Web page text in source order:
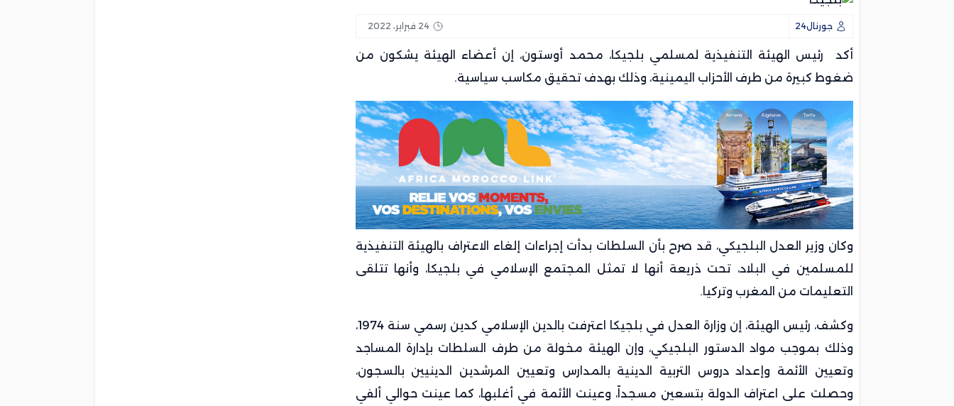
جورنال24 24 فبراير، 2022
أكد رئيس الهيئة التنفيذية لمسلمي بلجيكا، محمد أوستون، إن أعضاء الهيئة يشكون من
ضغوط كبيرة من طرف الأحزاب اليمينية، وذلك بهدف تحقيق مكاسب سياسية.
وكان وزير العدل البلجيكي، قد صرح بأن السلطات بدأت إجراءات إلغاء الاعتراف بالهيئة التنفيذية
للمسلمين في البلاد، تحت ذريعة أنها لا تمثل المجتمع الإسلامي في بلجيكا، وأنها تتلقى
التعليمات من المغرب وتركيا.
وكشف، رئيس الهيئة، إن وزارة العدل في بلجيكا اعترفت بالدين الإسلامي كدين رسمي سنة 1974،
وذلك بموجب مواد الدستور البلجيكي، وإن الهيئة مخولة من طرف السلطات بإدارة المساجد
وتعيين الأئمة وإعداد دروس التربية الدينية بالمدارس وتعيين المرشدين الدينيين بالسجون،
وحصلت على اعتراف الدولة بتسعين مسجداً، وعينت الأئمة في أغلبها، كما عينت حوالي ألفي